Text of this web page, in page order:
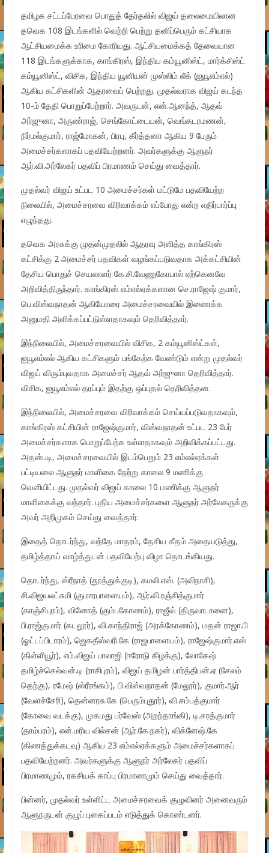
தமிழக சட்டப்பேரவை பொதுத் தேர்தலில் விஜய் தலைமையிலான
தவெக 108 இடங்களில் வெற்றி பெற்று தனிப்பெரும் கட்சியாக
ஆட்சியமைக்க உரிமை கோரியது. ஆட்சியமைக்கத் தேவையான
118 இடங்களுக்காக, காங்கிரஸ், இந்திய கம்யூனிஸ்ட், மார்க்சிஸ்ட்
கம்யூனிஸ்ட், விசிக, இந்திய யூனியன் முஸ்லிம் லீக் (ஐயூஎம்எல்)
ஆகிய கட்சிகளின் ஆதரவைப் பெற்றது. முதல்வராக விஜய் கடந்த
10-ம் தேதி பொறுப்பேற்றார். அவருடன், என்.ஆனந்த், ஆதவ்
அர்ஜுனா, அருண்ராஜ், செங்கோட்டையன், வெங்கடரமணன்,
நிர்மல்குமார், ராஜ்மோகன், பிரபு, கீர்த்தனா ஆகிய 9 பேரும்
அமைச்சர்களாகப் பதவியேற்றனர். அவர்களுக்கு ஆளுநர்
ஆர்.வி.அர்லேகர் பதவிப் பிரமாணம் செய்து வைத்தார்.
முதல்வர் விஜய் உட்பட 10 அமைச்சர்கள் மட்டுமே பதவியேற்ற
நிலையில், அமைச்சரவை விரிவாக்கம் எப்போது என்ற எதிர்பார்ப்பு
எழுந்தது.
தவெக அரசுக்கு முதன்முதலில் ஆதரவு அளித்த காங்கிரஸ்
கட்சிக்கு 2 அமைச்சர் பதவிகள் வழங்கப்படுவதாக அக்கட்சியின்
தேசிய பொதுச் செயலாளர் கே.சி.வேணுகோபால் ஏற்கெனவே
அறிவித்திருந்தார். காங்கிரஸ் எம்எல்ஏக்களான செ.ராஜேஷ் குமார்,
பெ.விஸ்வநாதன் ஆகியோரை அமைச்சரவையில் இணைக்க
அனுமதி அளிக்கப்பட்டுள்ளதாகவும் தெரிவித்தார்.
இந்நிலையில், அமைச்சரவையில் விசிக, 2 கம்யூனிஸ்ட்கள்,
ஐயூஎம்எல் ஆகிய கட்சிகளும் பங்கேற்க வேண்டும் என்று முதல்வர்
விஜய் விரும்புவதாக அமைச்சர் ஆதவ் அர்ஜுனா தெரிவித்தார்.
விசிக, ஐயூஎம்எல் தரப்பும் இதற்கு ஒப்புதல் தெரிவித்தன.
இந்நிலையில், அமைச்சரவை விரிவாக்கம் செய்யப்படுவதாகவும்,
காங்கிரஸ் கட்சியின் ராஜேஷ்குமார், விஸ்வநாதன் உட்பட 23 பேர்
அமைச்சர்களாக பொறுப்பேற்க உள்ளதாகவும் அறிவிக்கப்பட்டது.
அதன்படி, அமைச்சரவையில் இடம்பெறும் 23 எம்எல்ஏக்கள்
பட்டியலை ஆளுநர் மாளிகை நேற்று காலை 9 மணிக்கு
வெளியிட்டது. முதல்வர் விஜய் காலை 10 மணிக்கு ஆளுநர்
மாளிகைக்கு வந்தார். புதிய அமைச்சர்களை ஆளுநர் அர்லேகருக்கு
அவர் அறிமுகம் செய்து வைத்தார்.
இதைத் தொடர்ந்து, வந்தே மாதரம், தேசிய கீதம் அதையடுத்து,
தமிழ்த்தாய் வாழ்த்துடன் பதவியேற்பு விழா தொடங்கியது.
தொடர்ந்து, ஸ்ரீநாத் (தூத்துக்குடி), கமலி.எஸ். (அவிநாசி),
சி.விஜயலட்சுமி (குமாரபாளையம்), ஆர்.வி.ரஞ்சித்குமார்
(காஞ்சிபுரம்), வினோத் (கும்பகோணம்), ராஜீவ் (திருவாடானை),
பி.ராஜ்குமார் (கடலூர்), வி.காந்திராஜ் (அரக்கோணம்), மதன் ராஜா.பி
(ஓட்டப்பிடாரம்), ஜெகதீஸ்வரி.கே (ராஜபாளையம்), ராஜேஷ்குமார்.எஸ்
(கிள்ளியூர்), எம்.விஜய் பாலாஜி (ஈரோடு கிழக்கு), லோகேஷ்
தமிழ்ச்செல்வன்.டி (ராசிபுரம்), விஜய் தமிழன் பார்த்திபன்.ஏ (சேலம்
தெற்கு), ரமேஷ் (ஸ்ரீரங்கம்), பி.விஸ்வநாதன் (மேலூர்), குமார்.ஆர்
(வேளச்சேரி), தென்னரசு.கே (பெரும்புதூர்), வி.சம்பத்குமார்
(கோவை வடக்கு), முகமது பர்வேஸ் (அறந்தாங்கி), டி.சரத்குமார்
(தாம்பரம்), என்.மரிய வில்சன் (ஆர்.கே.நகர்), விக்னேஷ்.கே
(கிணத்துக்கடவு) ஆகிய 23 எம்எல்ஏக்களும் அமைச்சர்களாகப்
பதவியேற்றனர். அவர்களுக்கு ஆளுநர் அர்லேகர் பதவிப்
பிரமாணமும், ரகசியக் காப்பு பிரமாணமும் செய்து வைத்தார்.
பின்னர், முதல்வர் உள்ளிட்ட அமைச்சரவைக் குழுவினர் அனைவரும்
ஆளுநருடன் குழுப் புகைப்படம் எடுத்துக் கொண்டனர்.